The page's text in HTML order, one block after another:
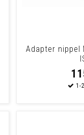
Adapter nippel